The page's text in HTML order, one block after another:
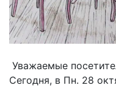
Уважаемые
Сегодня, в Пн. 28